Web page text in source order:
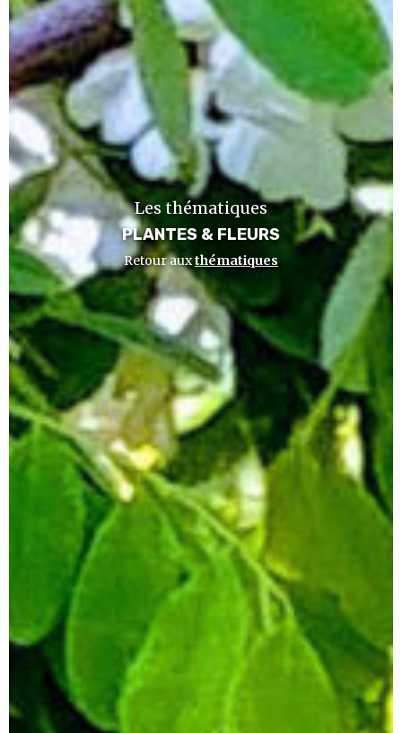
Les thématiques
PLANTES & FLEURS
Retour auxthématiques